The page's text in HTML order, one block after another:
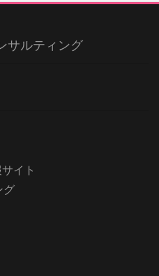
サルティング
イト
グ